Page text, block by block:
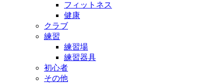
フィットネス
健康
クラブ
練習
練習場
練習器具
初心者
その他